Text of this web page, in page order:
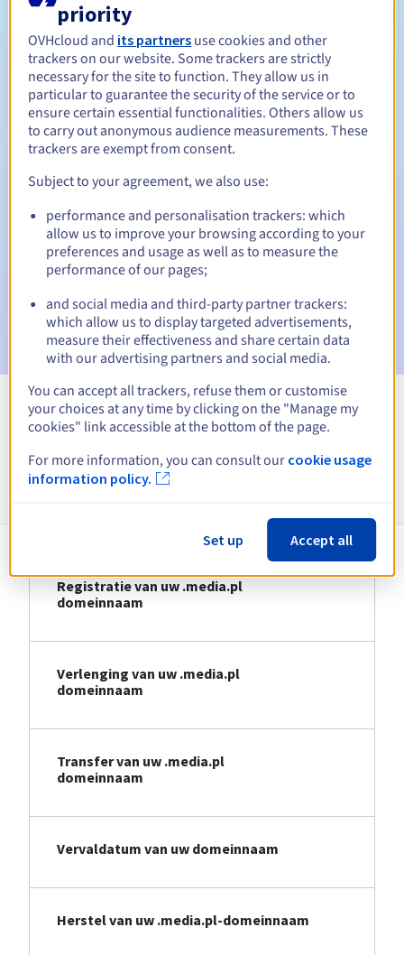
Verlengingsperiode
Inlosperiode
vervaldatum
E-mail op de vervaldatum om de schorsing van de
domeinnaam te melden
E-mail na de Redemption Grace Periodom de
verwijdering van de domeinnaam te melden
Bekijk alle extensies
Informatie over .media.pl
Registratie van uw .media.pl
domeinnaam
Verlenging van uw .media.pl
domeinnaam
Transfer van uw .media.pl
domeinnaam
Vervaldatum van uw domeinnaam
Herstel van uw .media.pl-domeinnaam
priority
OVHcloud and its partners use cookies and other
trackers on our website. Some trackers are strictly
necessary for the site to function. They allow us in
particular to guarantee the security of the service or to
ensure certain essential functionalities. Others allow us
to carry out anonymous audience measurements. These
trackers are exempt from consent.
Subject to your agreement, we also use:
performance and personalisation trackers: which
allow us to improve your browsing according to your
preferences and usage as well as to measure the
performance of our pages;
and social media and third-party partner trackers:
which allow us to display targeted advertisements,
measure their effectiveness and share certain data
with our advertising partners and social media.
You can accept all trackers, refuse them or customise
your choices at any time by clicking on the "Manage my
cookies" link accessible at the bottom of the page.
For more information, you can consult our cookie usage
information policy.
Set up Accept all